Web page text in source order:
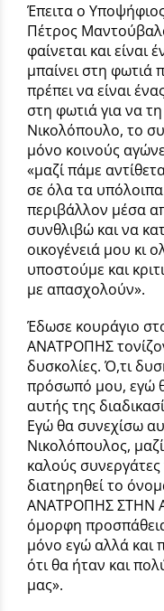
Έπειτα ο
Πέτρος
φαίνεται και
μπαίνει στη φωτιά
πρέπει να είναι
στη φωτιά για να
Νικολόπουλο, το
μόνο κοινούς
«μαζί πάμε
σε όλα τα
περιβάλλον μέσα
συνθλιβώ και να
οικογένειά μου κι
υποστούμε και
με απασχολούν».
Έδωσε κουράγιο
ΑΝΑΤΡΟΠΗΣ
δυσκολίες. Ό,τι
πρόσωπό μου, εγώ
αυτής της
Εγώ θα συνεχίσω
Νικολόπουλος,
καλούς
διατηρηθεί το
ΑΝΑΤΡΟΠΗΣ ΣΤΗΝ
όμορφη
μόνο εγώ αλλά και
ότι θα ήταν και
μας».